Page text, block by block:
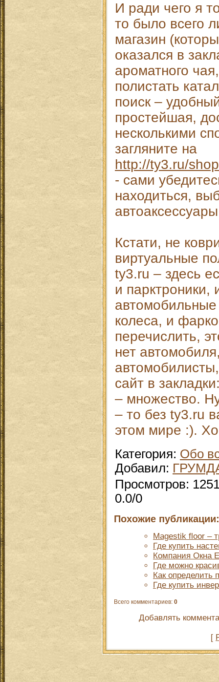
И ради чего я
то было всего
магазин
оказался в
ароматного
полистать
поиск –
простейшая,
несколькими
загляните на
http://ty3.ru/
- сами
находиться,
Кстати, не
виртуальные
ty3.ru – здесь
и парктроники,
колеса, и
перечислить,
нет
сайт в
– множество.
– то без ty3.ru
этом мире :).
Категория: Обо
Добавил:
Просмотров:
0.0/0
Похожие публикации:
Magestik floor –
Где купить
Компания Окна
Где можно
Как определить
Где купить
Всего комментариев: 0
Добавлять
[